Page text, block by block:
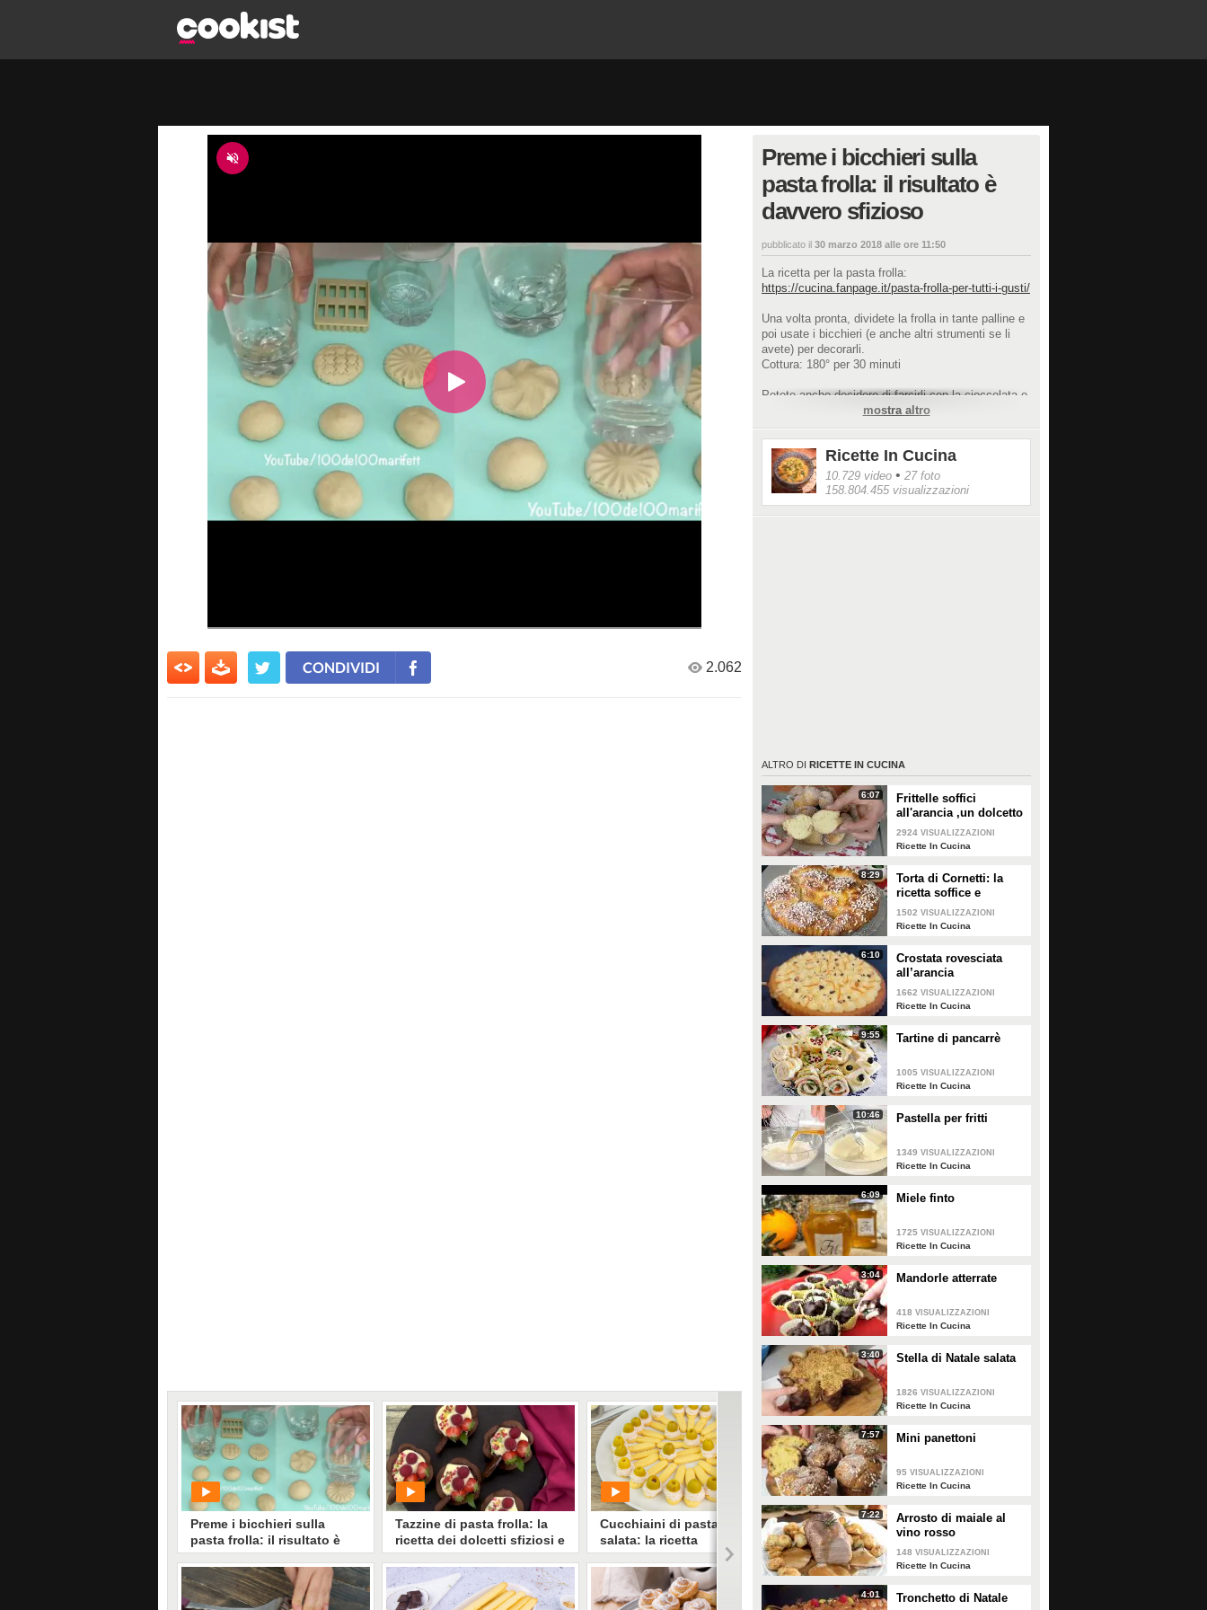
Preme i bicchieri sulla
pasta frolla: il risultato è
davvero sfizioso
pubblicato il 30 marzo 2018 alle ore 11:50
La ricetta per la pasta frolla:
https://cucina.fanpage.it/pasta-frolla-per-tutti-i-gusti/
Una volta pronta, dividete la frolla in tante palline e
poi usate i bicchieri (e anche altri strumenti se li
avete) per decorarli.
Cottura: 180° per 30 minuti
Potete anche decidere di farcirli con la cioccolata o
Fonte:
https://www.instagram.com/100de100marifet/
mostra altro
Ricette In Cucina
10.729 video • 27 foto
158.804.455 visualizzazioni
ALTRO DI RICETTE IN CUCINA
6:07
Frittelle soffici
all'arancia ,un dolcetto
perfetto per il
carnevale Ricetta facile
2924 VISUALIZZAZIONI
Ricette In Cucina
8:29
Torta di Cornetti: la
ricetta soffice e
profumata per una
colazione speciale 🥐
1502 VISUALIZZAZIONI
Ricette In Cucina
6:10
Crostata rovesciata
all’arancia
1662 VISUALIZZAZIONI
Ricette In Cucina
9:55 Tartine di pancarrè
1005 VISUALIZZAZIONI
Ricette In Cucina
10:46 Pastella per fritti
1349 VISUALIZZAZIONI
Ricette In Cucina
6:09 Miele finto
1725 VISUALIZZAZIONI
Ricette In Cucina
3:04 Mandorle atterrate
418 VISUALIZZAZIONI
Ricette In Cucina
3:40 Stella di Natale salata
1826 VISUALIZZAZIONI
Ricette In Cucina
7:57 Mini panettoni
95 VISUALIZZAZIONI
Ricette In Cucina
7:22
Arrosto di maiale al
vino rosso
148 VISUALIZZAZIONI
Ricette In Cucina
4:01 Tronchetto di Natale
CONDIVIDI 2.062
Preme i bicchieri sulla
pasta frolla: il risultato è
davvero sfizioso
PLAY
Tazzine di pasta frolla: la
ricetta dei dolcetti sfiziosi e
scenografici
PLAY
Cucchiaini di pasta frolla
salata: la ricetta
dell'antipasto sfizioso e
scenografico
PLAY
Pasta frolla alla ricotta: la
ricetta alternativa per
biscotti e crostate
La pasta frolla alla ricotta è la
variante leggera e alternativa alla
classica pasta frolla, preparazione